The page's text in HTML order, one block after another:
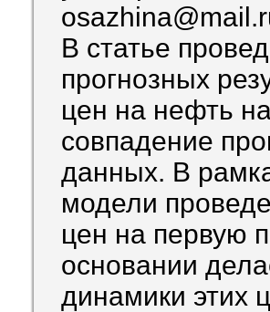
В статье
прогнозных
цен на нефть
совпадение
данных. В
модели
цен на первую
основании
динамики этих